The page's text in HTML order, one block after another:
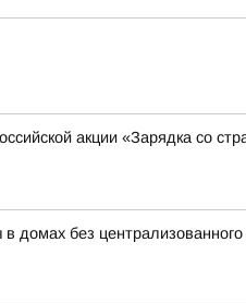
акции «Зарядка со
без централизованного